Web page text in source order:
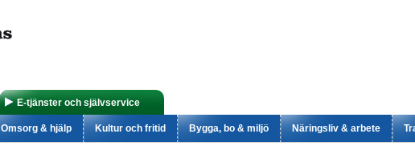
E-tjänster och självservice
Omsorg & hjälp Kultur och fritid Bygga, bo & miljö Näringsliv & arbete